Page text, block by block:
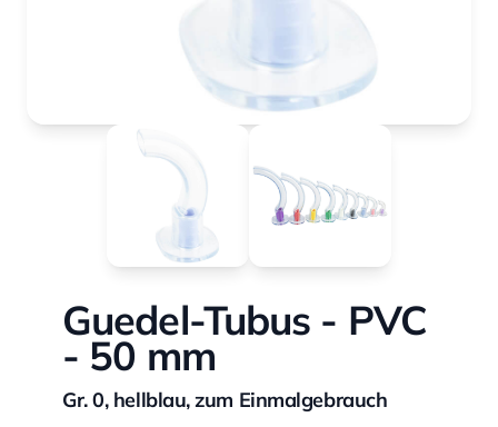
Guedel-Tubus - PVC
- 50 mm
Gr. 0, hellblau, zum Einmalgebrauch